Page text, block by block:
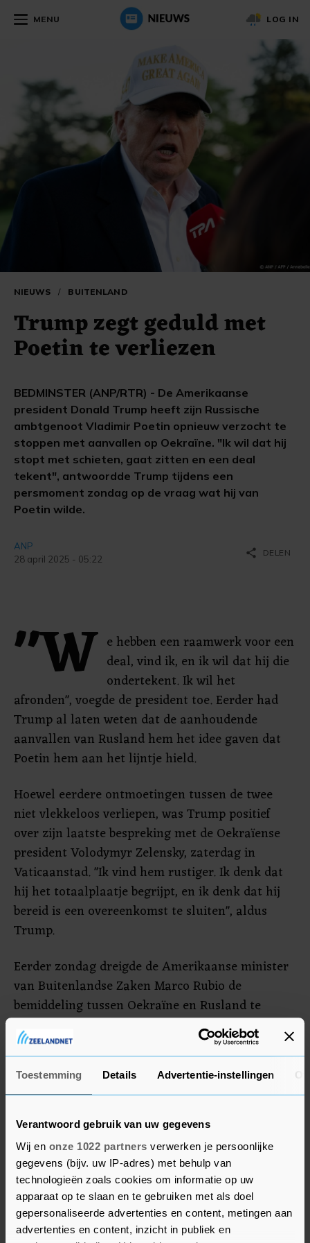
Toestemming Details Advertentie-instellingen
Verantwoord gebruik van uw gegevens
Wij en onze 1022 partners verwerken je persoonlijke
gegevens (bijv. uw IP-adres) met behulp van
technologieën zoals cookies om informatie op uw
apparaat op te slaan en te gebruiken met als doel
gepersonaliseerde advertenties en content, metingen aan
advertenties en content, inzicht in publiek en
MENU LOG IN
NIEUWS / BUITENLAND
Trump zegt geduld met
Poetin te verliezen
BEDMINSTER (ANP/RTR) - De Amerikaanse
president Donald Trump heeft zijn Russische
ambtgenoot Vladimir Poetin opnieuw verzocht te
stoppen met aanvallen op Oekraïne. "Ik wil dat hij
stopt met schieten, gaat zitten en een deal
tekent", antwoordde Trump tijdens een
persmoment zondag op de vraag wat hij van
Poetin wilde.
ANP
28 april 2025 - 05:22
share DELEN
"W e hebben een raamwerk voor een
deal, vind ik, en ik wil dat hij die
ondertekent. Ik wil het
afronden", voegde de president toe. Eerder had
Trump al laten weten dat de aanhoudende
aanvallen van Rusland hem het idee gaven dat
Poetin hem aan het lijntje hield.
Hoewel eerdere ontmoetingen tussen de twee
niet vlekkeloos verliepen, was Trump positief
over zijn laatste bespreking met de Oekraïense
president Volodymyr Zelensky, zaterdag in
Vaticaanstad. "Ik vind hem rustiger. Ik denk dat
hij het totaalplaatje begrijpt, en ik denk dat hij
bereid is een overeenkomst te sluiten", aldus
Trump.
Eerder zondag dreigde de Amerikaanse minister
van Buitenlandse Zaken Marco Rubio de
bemiddeling tussen Oekraïne en Rusland te
staken als er niet snel resultaat geboekt wordt.
In het politieke praatprogramma Meet the Press
zei Rubio dat de VS in de komende week de
afweging moeten maken "of dit iets is waarbij we
betrokken willen blijven, of dat het tijd is om ons
te richten op zaken die even belangrijk, zo niet
belangrijker zijn."